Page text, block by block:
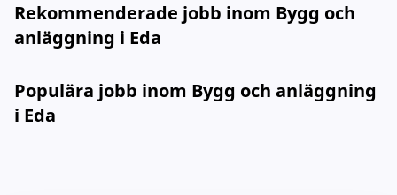
Rekommenderade jobb inom Bygg och
anläggning i Eda
Populära jobb inom Bygg och anläggning
i Eda